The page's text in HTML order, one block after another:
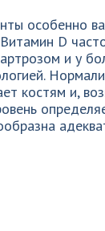
особенно
D
и у
костям и,